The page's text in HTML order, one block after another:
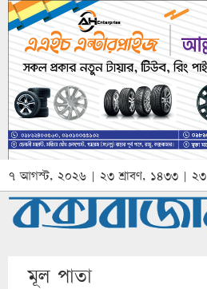
৭ আগস্ট, ২০২৬ | ২৩ শ্রাবণ, ১৪৩৩ |
মূল পাতা